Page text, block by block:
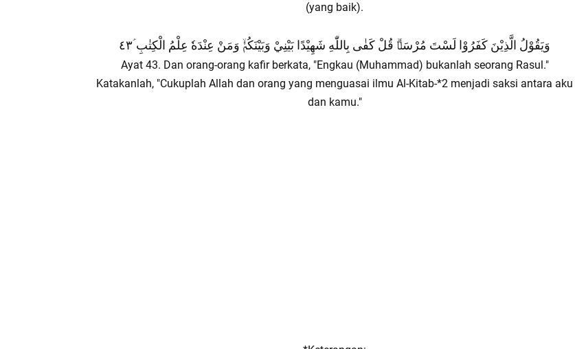
(yang baik).
وَيَقُوْلُ الَّذِيْنَ كَفَرُوْا لَسْتَ مُرْسَلًاۗ قُلْ كَفٰى بِاللّٰهِ شَهِيْدًا بَيْنِيْ وَبَيْنَكُمْۙ وَمَنْ عِنْدَهٗ عِلْمُ الْكِتٰبِ ؑ٤٣
Ayat 43. Dan orang-orang kafir berkata, "Engkau (Muhammad) bukanlah seorang Rasul."
Katakanlah, "Cukuplah Allah dan orang yang menguasai ilmu Al-Kitab-*2 menjadi saksi antara aku
dan kamu."